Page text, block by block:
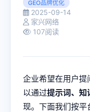
GEO品牌优化
2025-09-14
家兴网络
107阅读
企业希望在用户
以通过提示词、知
现。下面我们按平